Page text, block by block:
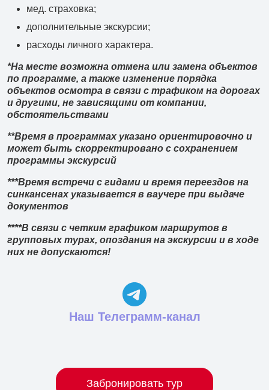
мед. страховка;
дополнительные экскурсии;
расходы личного характера.
*На месте возможна отмена или замена объектов
по программе, а также изменение порядка
объектов осмотра в связи с трафиком на дорогах
и другими, не зависящими от компании,
обстоятельствами
**Время в программах указано ориентировочно и
может быть скорректировано с сохранением
программы экскурсий
***Время встречи с гидами и время переездов на
синкансенах указывается в ваучере при выдаче
документов
****В связи с четким графиком маршрутов в
групповых турах, опоздания на экскурсии и в ходе
них не допускаются!
Наш Телеграмм-канал
Забронировать тур